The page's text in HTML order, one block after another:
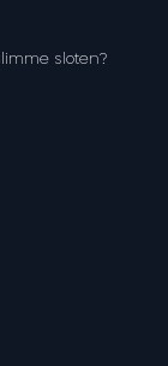
sloten?